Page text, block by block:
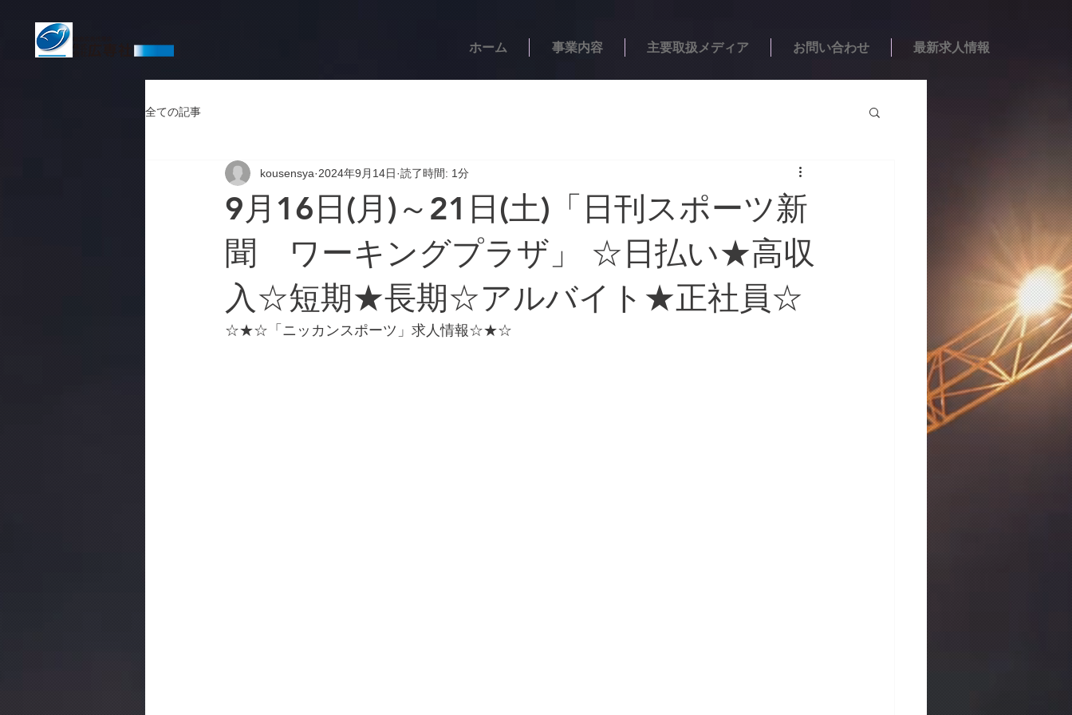
ホーム 事業内容 主要取扱メディア お問い合わせ 最新求人情報
全ての記事
9月16日(月)～21日(土)「日刊スポーツ新
聞 ワーキングプラザ」 ☆日払い★高収
入☆短期★長期☆アルバイト★正社員☆
kousensya 2024年9月14日 読了時間: 1分
☆★☆「ニッカンスポーツ」求人情報☆★☆